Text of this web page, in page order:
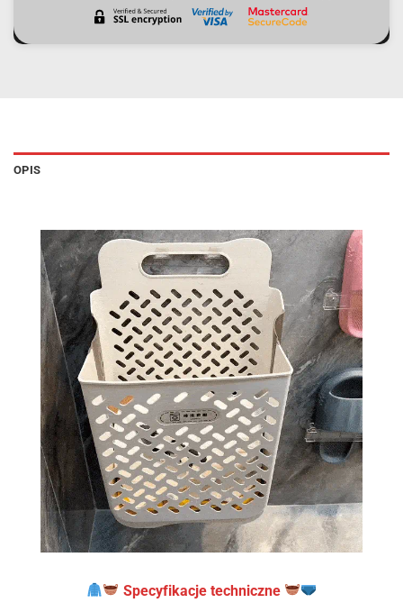
OPIS
Specyfikacje techniczne